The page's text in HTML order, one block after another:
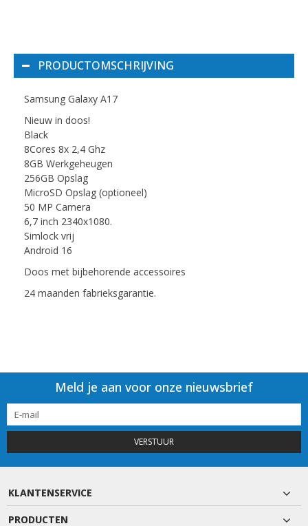
PRODUCTOMSCHRIJVING
Samsung Galaxy A17
Nieuw in doos!
Black
8Cores 8x 2,4 Ghz
8GB Werkgeheugen
256GB Opslag
MicroSD Opslag (optioneel)
50 MP Camera
6,7 inch 2340x1080.
Simlock vrij
Android 16
Doos met bijbehorende accessoires
24 maanden fabrieksgarantie.
Meld je aan voor onze nieuwsbrief
VERSTUUR
KLANTENSERVICE
PRODUCTEN